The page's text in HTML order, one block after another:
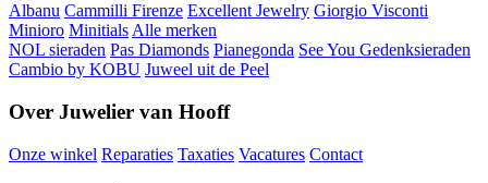
Albanu Cammilli Firenze Excellent Jewelry Giorgio Visconti
Minioro MinitialsAlle merken
NOL sieraden Pas Diamonds Pianegonda See You Gedenksieraden
Cambio by KOBU Juweel uit de Peel
Over Juwelier van Hooff
Onze winkel Reparaties Taxaties Vacatures Contact